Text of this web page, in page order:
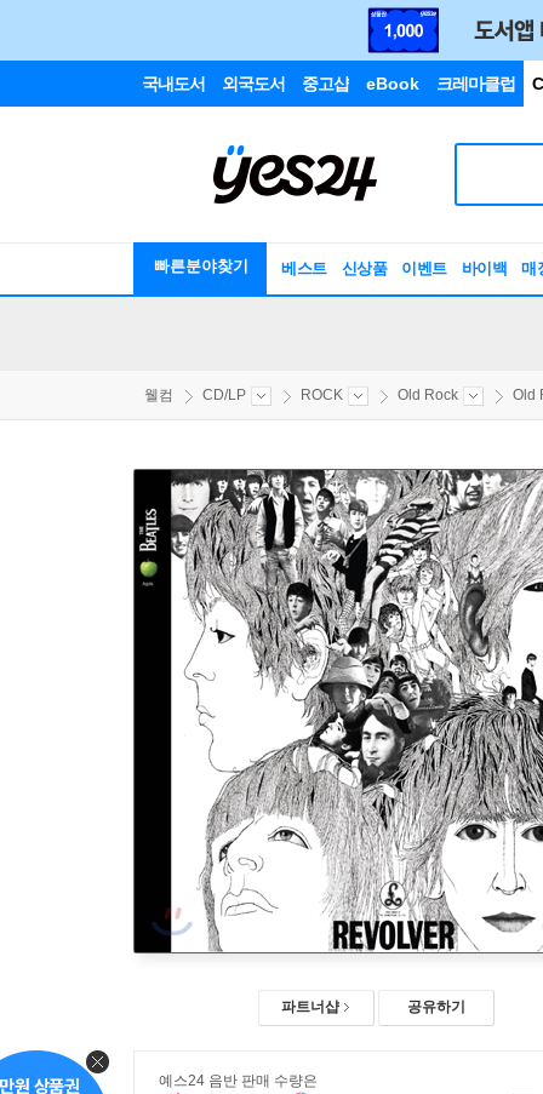
국내도서 외국도서 중고샵 eBook 크레마클럽
빠른분야찾기 베스트 신상품 이벤트 바이백 매
웰컴 CD/LP ROCK Old Rock Old
파트너샵 공유하기
예스24 음반 판매 수량은